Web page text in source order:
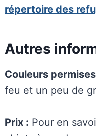
répertoire des
Autres
Couleurs
feu et un peu de
Prix : Pour en